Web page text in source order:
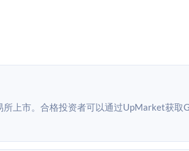
上市。合格投资者可以通过UpMarket获